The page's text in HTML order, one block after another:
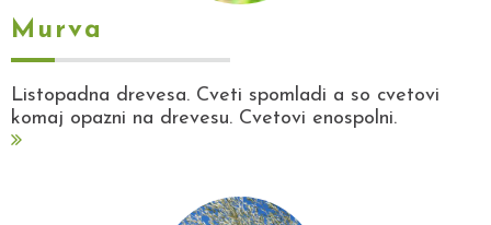
Murva
Listopadna drevesa. Cveti spomladi a so cvetovi
komaj opazni na drevesu. Cvetovi enospolni.